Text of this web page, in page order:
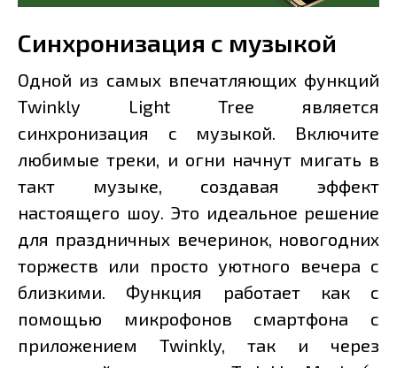
Синхронизация с музыкой
Одной из самых впечатляющих функций
Twinkly Light Tree является
синхронизация с музыкой. Включите
любимые треки, и огни начнут мигать в
такт музыке, создавая эффект
настоящего шоу. Это идеальное решение
для праздничных вечеринок, новогодних
торжеств или просто уютного вечера с
близкими. Функция работает как с
помощью микрофонов смартфона с
приложением Twinkly, так и через